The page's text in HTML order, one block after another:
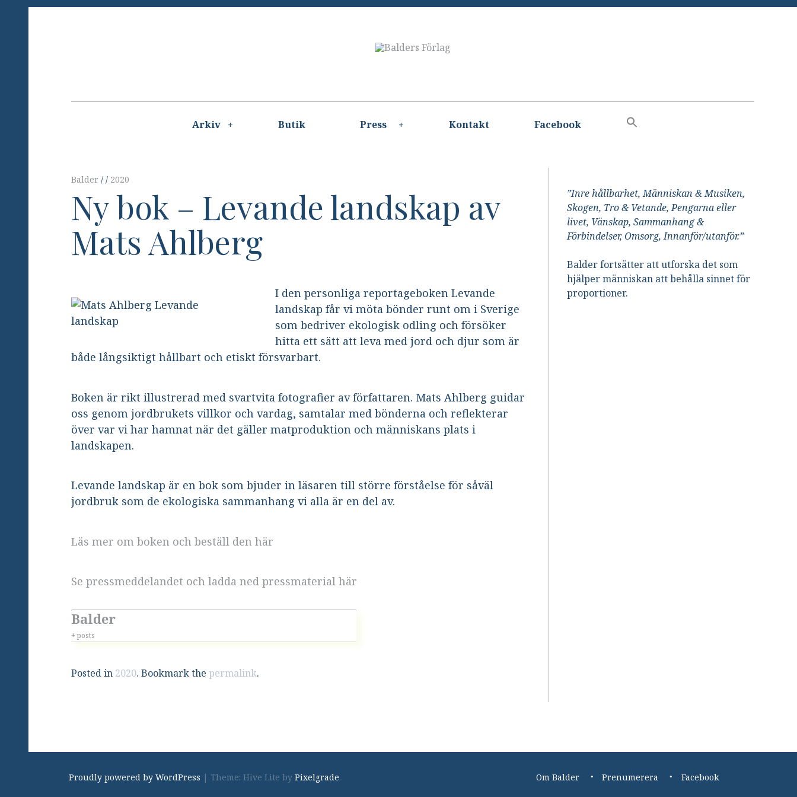
Arkiv Butik Press Kontakt Facebook
Balder 2020
Ny bok – Levande landskap av
Mats Ahlberg
I den personliga reportageboken Levande
landskap får vi möta bönder runt om i Sverige
som bedriver ekologisk odling och försöker
hitta ett sätt att leva med jord och djur som är
både långsiktigt hållbart och etiskt försvarbart.
Boken är rikt illustrerad med svartvita fotografier av författaren. Mats Ahlberg guidar
oss genom jordbrukets villkor och vardag, samtalar med bönderna och reflekterar
över var vi har hamnat när det gäller matproduktion och människans plats i
landskapen.
Levande landskap är en bok som bjuder in läsaren till större förståelse för såväl
jordbruk som de ekologiska sammanhang vi alla är en del av.
Läs mer om boken och beställ den här
Se pressmeddelandet och ladda ned pressmaterial här
Balder
+ posts
Posted in 2020. Bookmark the permalink.
”Inre hållbarhet, Människan & Musiken,
Skogen, Tro & Vetande, Pengarna eller
livet, Vänskap, Sammanhang &
Förbindelser, Omsorg, Innanför/utanför.”
Balder fortsätter att utforska det som
hjälper människan att behålla sinnet för
proportioner.
Proudly powered by WordPress | Theme: Hive Lite by Pixelgrade. Om Balder Prenumerera Facebook